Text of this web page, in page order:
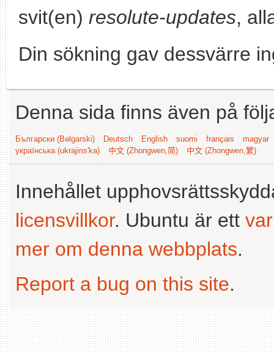
svit(en) resolute-updates,
Din sökning gav dessvärre
Denna sida finns även på
Български (Bəlgarski) Deutsch English suomi français
magyar
українська (ukrajins'ka)
中文 (Zhongwen,简) 中文 (Zhongwen,繁)
Innehållet
licensvillkor. Ubuntu är ett
mer om denna webbplats.
Report a bug on this site.